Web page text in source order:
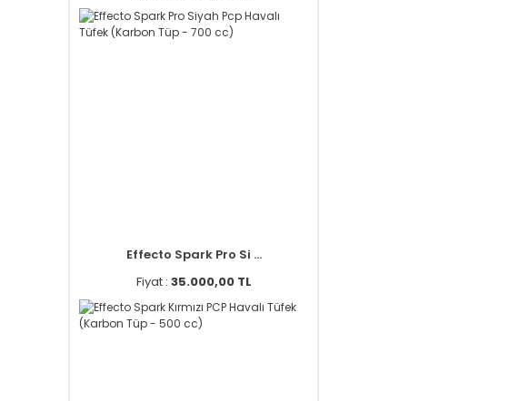
Effecto Spark Pro Si ...
Fiyat : 35.000,00 TL